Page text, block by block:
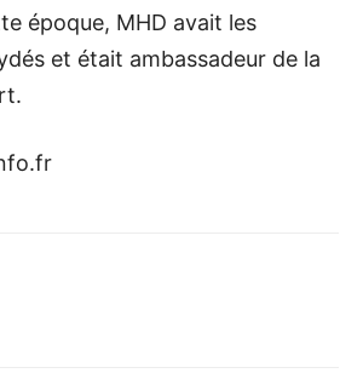
époque, MHD avait les
et était ambassadeur de la